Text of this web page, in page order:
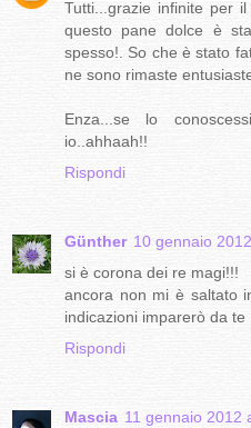
Tutti...grazie infinite per
questo pane dolce è
spesso!. So che è stato
ne sono rimaste
Enza...se lo
io..ahhaah!!
Rispondi
Günther 10 gennaio
si è corona dei re magi!!!
ancora non mi è saltato
indicazioni imparerò da te
Rispondi
Mascia 11 gennaio 2012